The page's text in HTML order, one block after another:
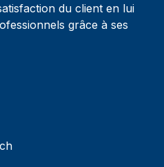
du client en lui
grâce à ses